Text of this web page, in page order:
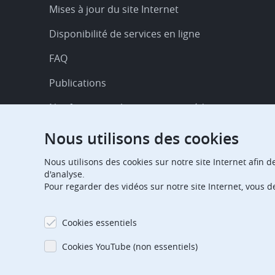
Service
support
Mises à jour du site Internet
Disponibilité de services en ligne
FAQ
Publications
Notifications relatives aux procédures
Contact
Centre d'abonnement
Jours fériés
Footer
Adresse bibliographique Conditions d’utilisation
Nous utilisons des cookies
Nous utilisons des cookies sur notre site Internet afin
d'analyse.
Pour regarder des vidéos sur notre site Internet, vous
Cookies essentiels
Cookies YouTube (non essentiels)